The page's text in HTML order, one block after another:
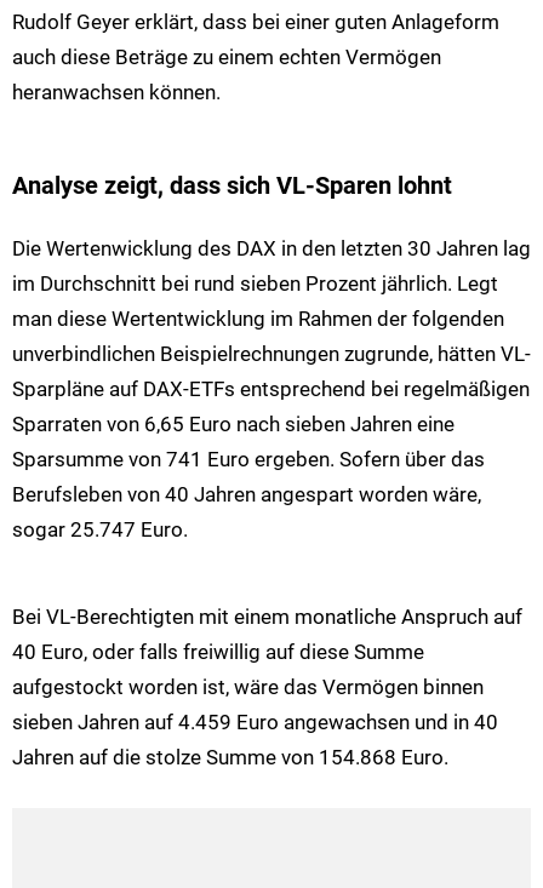
Rudolf Geyer erklärt, dass bei einer guten Anlageform
auch diese Beträge zu einem echten Vermögen
heranwachsen können.
Analyse zeigt, dass sich VL-Sparen lohnt
Die Wertenwicklung des DAX in den letzten 30 Jahren lag
im Durchschnitt bei rund sieben Prozent jährlich. Legt
man diese Wertentwicklung im Rahmen der folgenden
unverbindlichen Beispielrechnungen zugrunde, hätten VL-
Sparpläne auf DAX-ETFs entsprechend bei regelmäßigen
Sparraten von 6,65 Euro nach sieben Jahren eine
Sparsumme von 741 Euro ergeben. Sofern über das
Berufsleben von 40 Jahren angespart worden wäre,
sogar 25.747 Euro.
Bei VL-Berechtigten mit einem monatliche Anspruch auf
40 Euro, oder falls freiwillig auf diese Summe
aufgestockt worden ist, wäre das Vermögen binnen
sieben Jahren auf 4.459 Euro angewachsen und in 40
Jahren auf die stolze Summe von 154.868 Euro.